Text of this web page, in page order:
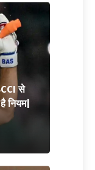
से
नियम|